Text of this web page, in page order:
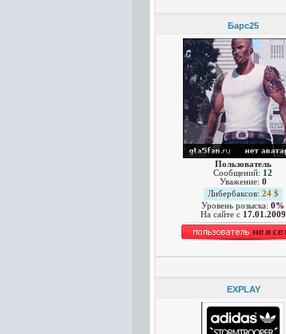
Барс25
Пользователь
Сообщений: 12
Уважение: 0
Либербаксов: 24 $
Уровень розыска: 0%
На сайте c 17.01.2009
EXPLAY